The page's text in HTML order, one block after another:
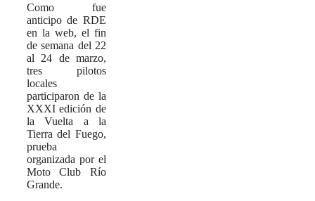
Como fue
anticipo de RDE
en la web, el fin
de semana del 22
al 24 de marzo,
tres pilotos
locales
participaron de la
XXXI edición de
la Vuelta a la
Tierra del Fuego,
prueba
organizada por el
Moto Club Río
Grande.